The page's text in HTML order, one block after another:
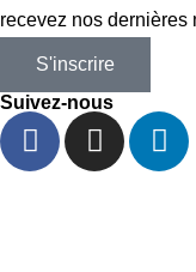
recevez nos dernières
S'inscrire
Suivez-nous